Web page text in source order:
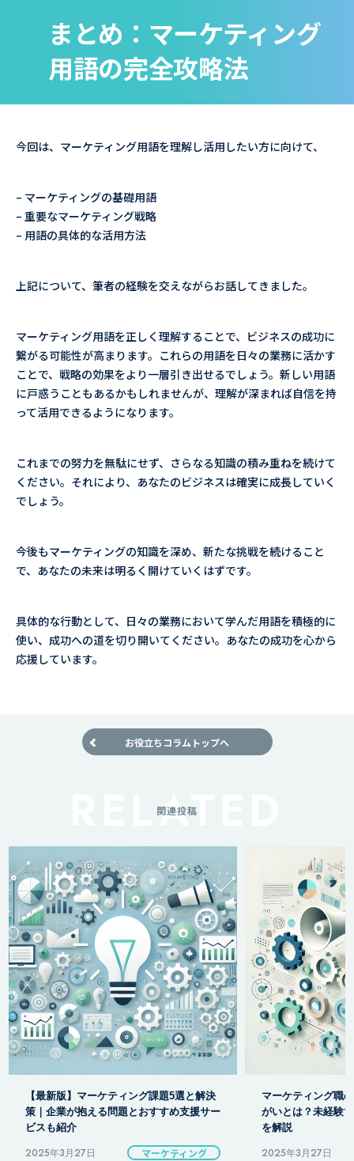
まとめ：マーケティング
用語の完全攻略法
今回は、マーケティング用語を理解し活用したい方に向けて、
– マーケティングの基礎用語
– 重要なマーケティング戦略
– 用語の具体的な活用方法
上記について、筆者の経験を交えながらお話してきました。
マーケティング用語を正しく理解することで、ビジネスの成功に
繋がる可能性が高まります。これらの用語を日々の業務に活かす
ことで、戦略の効果をより一層引き出せるでしょう。新しい用語
に戸惑うこともあるかもしれませんが、理解が深まれば自信を持
って活用できるようになります。
これまでの努力を無駄にせず、さらなる知識の積み重ねを続けて
ください。それにより、あなたのビジネスは確実に成長していく
でしょう。
今後もマーケティングの知識を深め、新たな挑戦を続けること
で、あなたの未来は明るく開けていくはずです。
具体的な行動として、日々の業務において学んだ用語を積極的に
使い、成功への道を切り開いてください。あなたの成功を心から
応援しています。
お役立ちコラムトップへ
関連投稿
マーケティング職の種類・仕事内容・やり
がいとは？未経験でもわかる基礎と将来性
を解説
2025年3月27日 マーケティング
【保存版】マーケ
キング！初心者か
2025年3月31日